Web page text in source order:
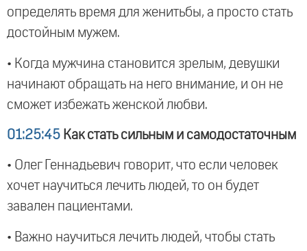
определять время для женитьбы, а просто стать
достойным мужем.
• Когда мужчина становится зрелым, девушки
начинают обращать на него внимание, и он не
сможет избежать женской любви.
01:25:45 Как стать сильным и самодостаточным
• Олег Геннадьевич говорит, что если человек
хочет научиться лечить людей, то он будет
завален пациентами.
• Важно научиться лечить людей, чтобы стать